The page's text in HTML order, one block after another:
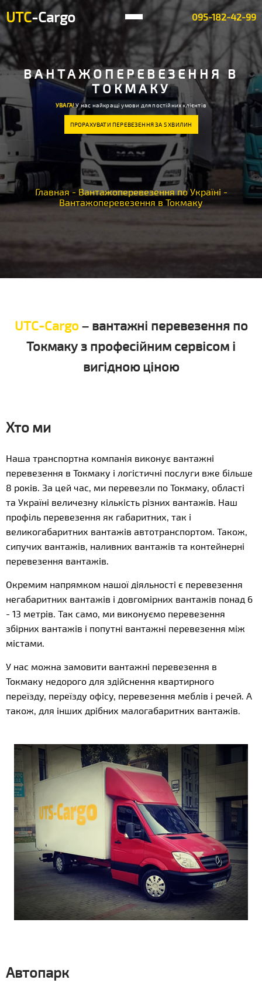
UTC-Cargo 095-182-42-99
ВАНТАЖОПЕРЕВЕЗЕННЯ В
ТОКМАКУ
УВАГА!У нас найкращі умови для постійних клієнтів
ПРОРАХУВАТИ ПЕРЕВЕЗЕННЯ ЗА 5 ХВИЛИН
Главная - Вантажоперевезення по Україні -
Вантажоперевезення в Токмаку
UTC-Cargo– вантажні перевезення по
Токмаку з професійним сервісом і
вигідною ціною
Хто ми
Наша транспортна компанія виконує вантажні
перевезення в Токмаку і логістичні послуги вже більше
8 років. За цей час, ми перевезли по Токмаку, області
та Україні величезну кількість різних вантажів. Наш
профіль перевезення як габаритних, так і
великогабаритних вантажів автотранспортом. Також,
сипучих вантажів, наливних вантажів та контейнерні
перевезення вантажів.
Окремим напрямком нашої діяльності є перевезення
негабаритних вантажів і довгомірних вантажів понад 6
- 13 метрів. Так само, ми виконуємо перевезення
збірних вантажів і попутні вантажні перевезення між
містами.
У нас можна замовити вантажні перевезення в
Токмаку недорого для здійснення квартирного
переїзду, переїзду офісу, перевезення меблів і речей. А
також, для інших дрібних малогабаритних вантажів.
Автопарк